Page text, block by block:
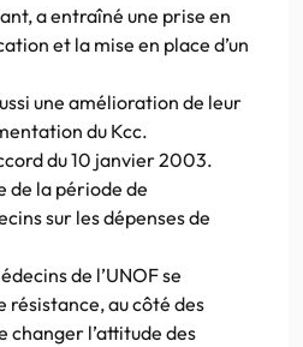
a entraîné une prise en
et la mise en place d’un
une amélioration de leur
du Kcc.
du 10 janvier 2003.
de la période de
sur les dépenses de
de l’UNOF se
résistance, au côté des
changer l’attitude des